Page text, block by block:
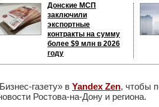
Донские МСП
заключили
экспортные
контракты на сумму
более $9 млн в 2026
году
газету» в Yandex Zen, чтобы
Ростова-на-Дону и региона.